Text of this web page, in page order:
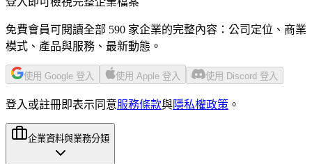
免費會員可閱讀全部 590 家企業的完整內容：公司定位、商業
模式、產品與服務、最新動態。
使用 Google 登入 使用 Apple 登入 使用 Discord 登入
登入或註冊即表示同意服務條款與隱私權政策 。
企業資料與業務分類